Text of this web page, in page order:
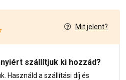
Mit jelent?
szállítjuk ki hozzád?
Használd a szállítási díj és